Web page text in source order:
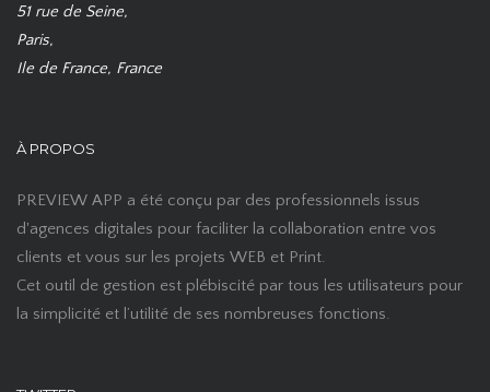
51 rue de Seine,
Paris,
Ile de France, France
À PROPOS
PREVIEW APP a été conçu par des professionnels issus
d'agences digitales pour faciliter la collaboration entre vos
clients et vous sur les projets WEB et Print.
Cet outil de gestion est plébiscité par tous les utilisateurs pour
la simplicité et l’utilité de ses nombreuses fonctions.